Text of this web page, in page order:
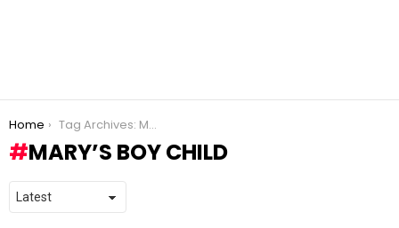
You are here:
Home Tag Archives: Mary’s Boy Child
MARY’S BOY CHILD